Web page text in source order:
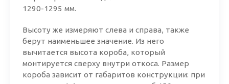
1290-1295 мм.
Высоту же измеряют слева и справа, также
берут наименьшее значение. Из него
вычитается высота короба, который
монтируется сверху внутри откоса. Размер
короба зависит от габаритов конструкции: при